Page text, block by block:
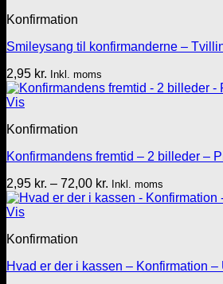
Konfirmation
Smileysang til konfirmanderne –
2,95 kr. Inkl. moms
Vis
Konfirmation
Konfirmandens fremtid – 2 billeder –
2,95 kr. – 72,00 kr. Prisinterval:
2,95 kr.
Inkl. moms
Vis
Konfirmation
Hvad er der i kassen – Konfirmation